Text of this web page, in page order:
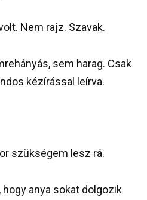
Nem rajz. Szavak.
sem harag. Csak
kézírással leírva.
szükségem lesz rá.
hogy anya sokat dolgozik